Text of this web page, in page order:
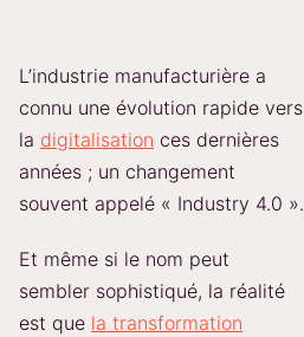
L’industrie manufacturière a
connu une évolution rapide vers
la digitalisation ces dernières
années ; un changement
souvent appelé « Industry 4.0 ».
Et même si le nom peut
sembler sophistiqué, la réalité
est que la transformation